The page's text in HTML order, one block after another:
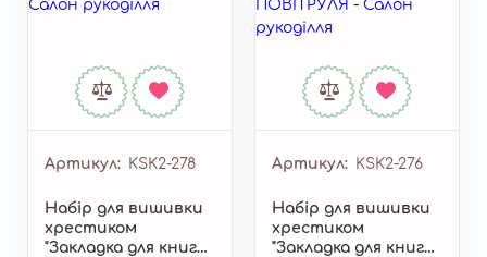
Артикул KSK2-278
Набір для вишивки
хрестиком
"Закладка для книги
Артикул KSK2-276
Набір для вишивки
хрестиком
"Закладка для книги